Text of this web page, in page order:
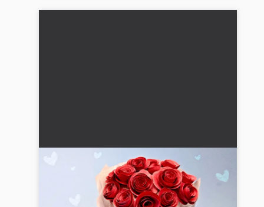
DIY papirroser-buket: Smukt gave til
Mors dag eller gave til Bedstemor
Lav en imponerende buket roser af papir til Mors